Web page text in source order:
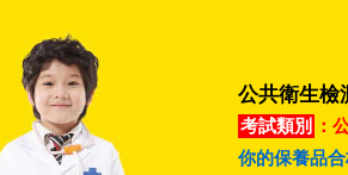
公共衛生檢
考試類別
：
你的保養品